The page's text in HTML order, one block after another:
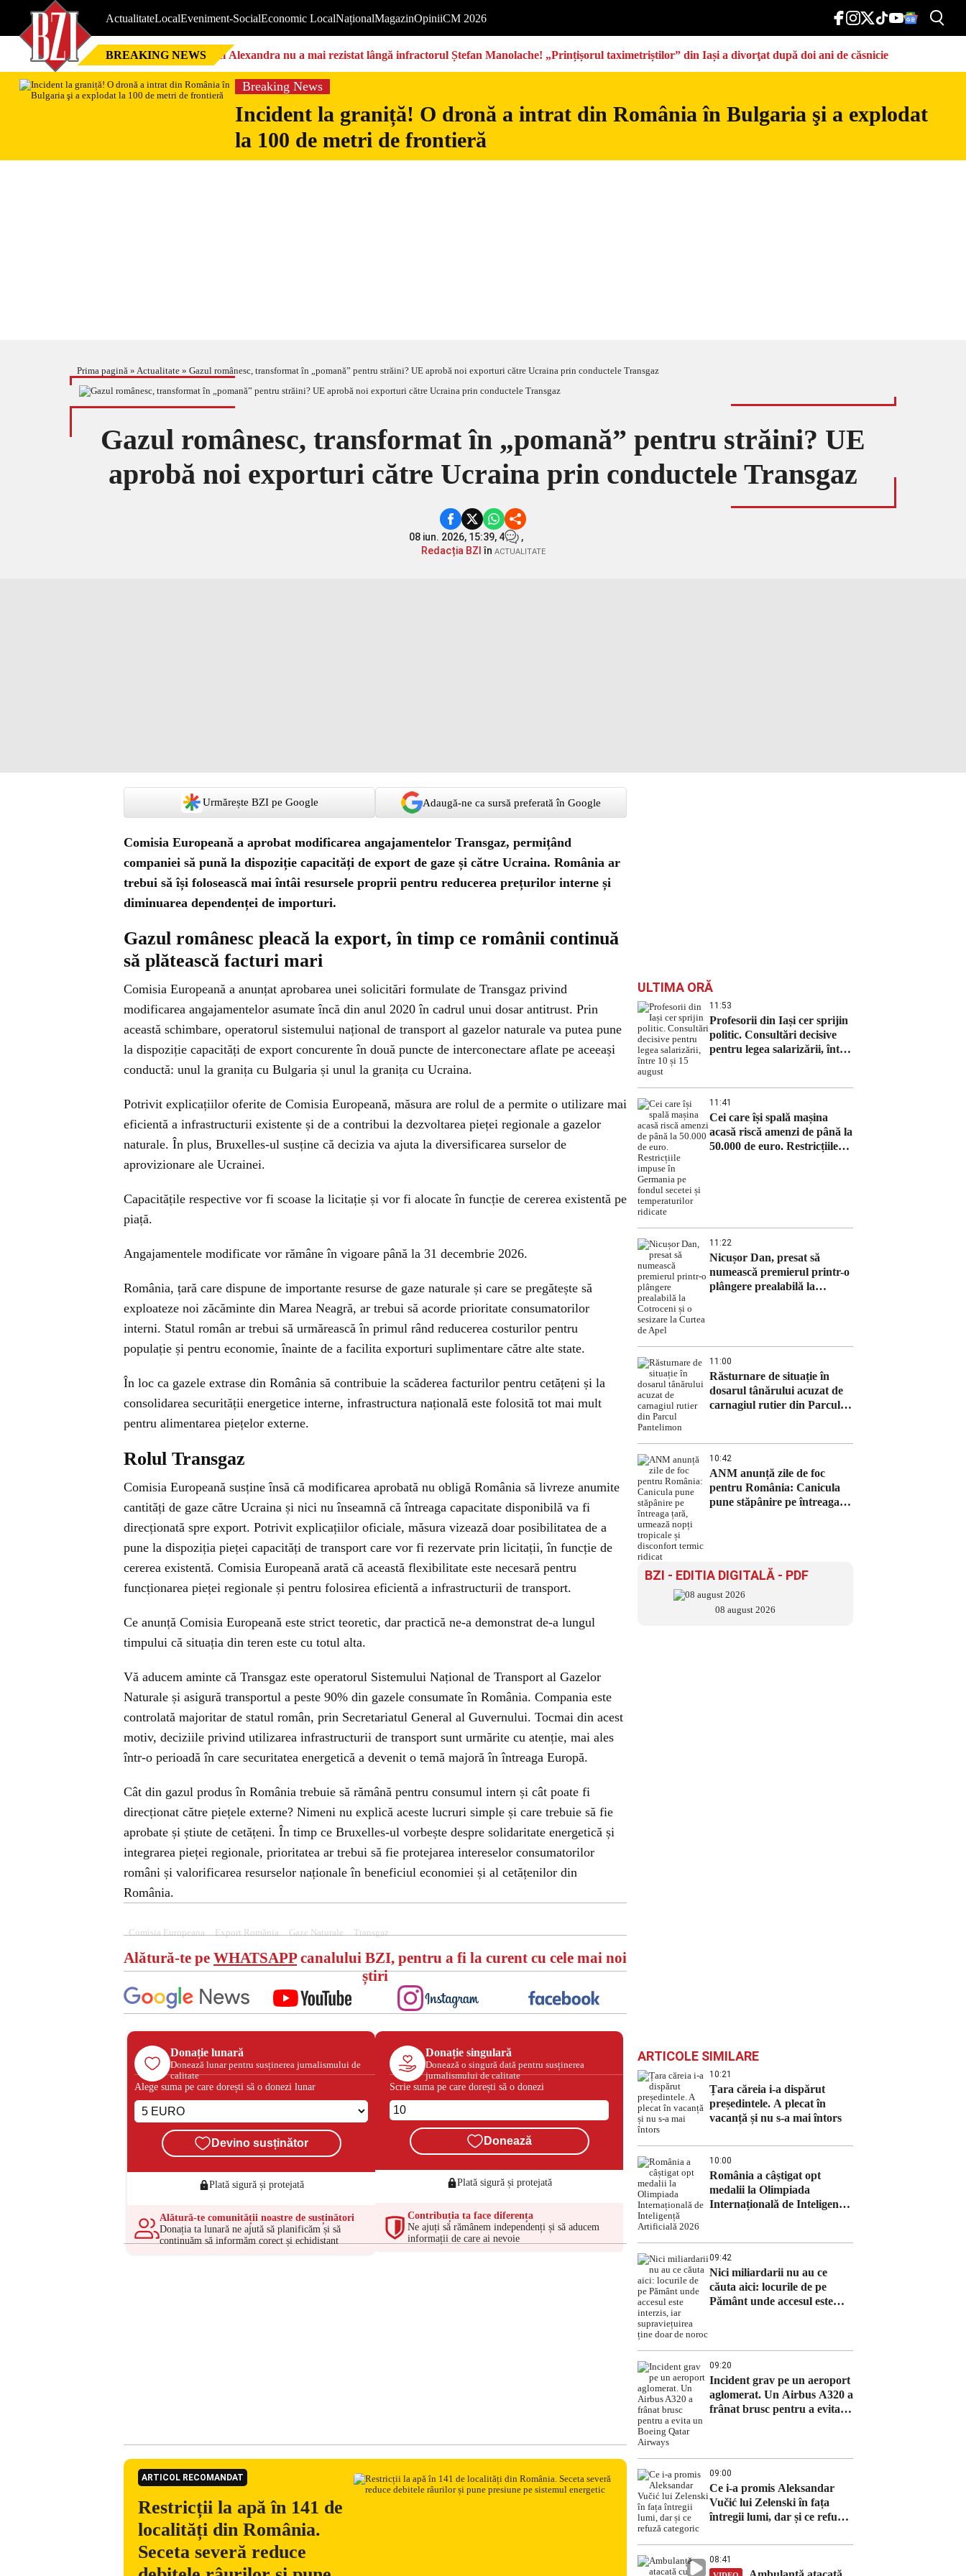
ActualitateLocalEveniment-SocialEconomic LocalNaționalMagazinOpiniiCM 2026
BREAKING NEWS Nici Alexandra nu a mai rezistat lângă infractorul Ștefan Manolache! „Prințișorul taximetriștilor” din Iași a divorţat după doi ani de căsnicie
Breaking News
Incident la graniță! O dronă a intrat din România în Bulgaria şi a explodat
la 100 de metri de frontieră
Prima pagină » Actualitate » Gazul românesc, transformat în „pomană” pentru străini? UE aprobă noi exporturi către Ucraina prin conductele Transgaz
Gazul românesc, transformat în „pomană” pentru străini? UE
aprobă noi exporturi către Ucraina prin conductele Transgaz
08 iun. 2026, 15:39, 4
,
Redacția BZI în ACTUALITATE
Urmărește BZI pe Google Adaugă-ne ca sursă preferată în Google
Comisia Europeană a aprobat modificarea angajamentelor Transgaz, permițând
companiei să pună la dispoziție capacități de export de gaze și către Ucraina. România ar
trebui să își folosească mai întâi resursele proprii pentru reducerea prețurilor interne și
diminuarea dependenței de importuri.
Gazul românesc pleacă la export, în timp ce românii continuă
să plătească facturi mari
Comisia Europeană a anunțat aprobarea unei solicitări formulate de Transgaz privind
modificarea angajamentelor asumate încă din anul 2020 în cadrul unui dosar antitrust. Prin
această schimbare, operatorul sistemului național de transport al gazelor naturale va putea pune
la dispoziție capacități de export concurente în două puncte de interconectare aflate pe aceeași
conductă: unul la granița cu Bulgaria și unul la granița cu Ucraina.
Potrivit explicațiilor oferite de Comisia Europeană, măsura are rolul de a permite o utilizare mai
eficientă a infrastructurii existente și de a contribui la dezvoltarea pieței regionale a gazelor
naturale. În plus, Bruxelles-ul susține că decizia va ajuta la diversificarea surselor de
aprovizionare ale Ucrainei.
Capacitățile respective vor fi scoase la licitație și vor fi alocate în funcție de cererea existentă pe
piață.
Angajamentele modificate vor rămâne în vigoare până la 31 decembrie 2026.
România, țară care dispune de importante resurse de gaze naturale și care se pregătește să
exploateze noi zăcăminte din Marea Neagră, ar trebui să acorde prioritate consumatorilor
interni. Statul român ar trebui să urmărească în primul rând reducerea costurilor pentru
populație și pentru economie, înainte de a facilita exporturi suplimentare către alte state.
În loc ca gazele extrase din România să contribuie la scăderea facturilor pentru cetățeni și la
consolidarea securității energetice interne, infrastructura națională este folosită tot mai mult
pentru alimentarea piețelor externe.
Rolul Transgaz
Comisia Europeană susține însă că modificarea aprobată nu obligă România să livreze anumite
cantități de gaze către Ucraina și nici nu înseamnă că întreaga capacitate disponibilă va fi
direcționată spre export. Potrivit explicațiilor oficiale, măsura vizează doar posibilitatea de a
pune la dispoziția pieței capacități de transport care vor fi rezervate prin licitații, în funcție de
cererea existentă. Comisia Europeană arată că această flexibilitate este necesară pentru
funcționarea pieței regionale și pentru folosirea eficientă a infrastructurii de transport.
Ce anunță Comisia Europeană este strict teoretic, dar practică ne-a demonstrat de-a lungul
timpului că situația din teren este cu totul alta.
Vă aducem aminte că Transgaz este operatorul Sistemului Național de Transport al Gazelor
Naturale și asigură transportul a peste 90% din gazele consumate în România. Compania este
controlată majoritar de statul român, prin Secretariatul General al Guvernului. Tocmai din acest
motiv, deciziile privind utilizarea infrastructurii de transport sunt urmărite cu atenție, mai ales
într-o perioadă în care securitatea energetică a devenit o temă majoră în întreaga Europă.
Cât din gazul produs în România trebuie să rămână pentru consumul intern și cât poate fi
direcționat către piețele externe? Nimeni nu explică aceste lucruri simple și care trebuie să fie
aprobate și știute de cetățeni. În timp ce Bruxelles-ul vorbește despre solidaritate energetică și
integrarea pieței regionale, prioritatea ar trebui să fie protejarea intereselor consumatorilor
români și valorificarea resurselor naționale în beneficiul economiei și al cetățenilor din
România.
Comisia Europeana Export România Gaze Naturale Transgaz
Alătură-te pe WHATSAPPcanalului BZI, pentru a fi la curent cu cele mai noi
știri
Donație lunară
Donează lunar pentru susținerea jurnalismului de
calitate
Alege suma pe care dorești să o donezi lunar
Devino susținător
Plată sigură și protejată
Alătură-te comunității noastre de susținători
Donația ta lunară ne ajută să planificăm și să
continuăm să informăm corect și echidistant
Donație singulară
Donează o singură dată pentru susținerea
jurnalismului de calitate
Scrie suma pe care dorești să o donezi
Donează
Plată sigură și protejată
Contribuția ta face diferența
Ne ajuți să rămânem independenți și să aducem
informații de care ai nevoie
ARTICOL RECOMANDAT
Restricții la apă în 141 de
localități din România.
Seceta severă reduce
ULTIMA ORĂ
11:53
Profesorii din Iași cer sprijin
politic. Consultări decisive
pentru legea salarizării, între
11:41
Cei care își spală mașina
acasă riscă amenzi de până la
50.000 de euro. Restricțiile
11:22
Nicușor Dan, presat să
numească premierul printr-o
plângere prealabilă la
11:00
Răsturnare de situație în
dosarul tânărului acuzat de
carnagiul rutier din Parcul
10:42
ANM anunță zile de foc
pentru România: Canicula
pune stăpânire pe întreaga
BZI - EDITIA DIGITALĂ - PDF
08 august 2026
ARTICOLE SIMILARE
10:21
Țara căreia i-a dispărut
președintele. A plecat în
vacanță și nu s-a mai întors
10:00
România a câștigat opt
medalii la Olimpiada
Internațională de Inteligență
09:42
Nici miliardarii nu au ce
căuta aici: locurile de pe
Pământ unde accesul este
09:20
Incident grav pe un aeroport
aglomerat. Un Airbus A320 a
frânat brusc pentru a evita
09:00
Ce i-a promis Aleksandar
Vučić lui Zelenski în fața
întregii lumi, dar și ce refuză
08:41